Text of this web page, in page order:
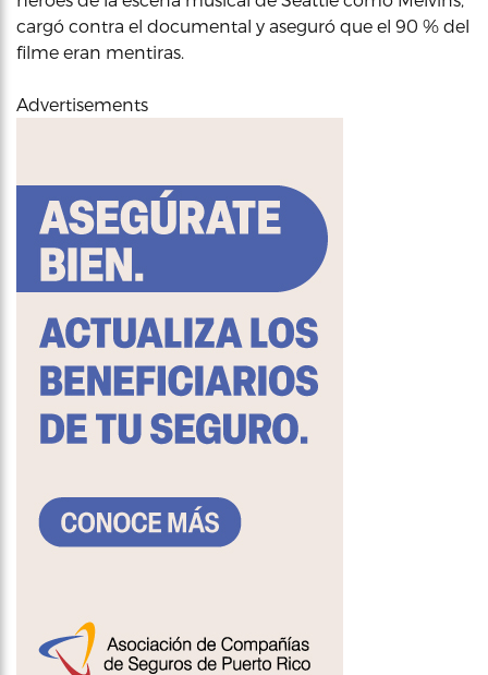
cargó contra el documental y aseguró que el 90 % del
filme eran mentiras.
Advertisements